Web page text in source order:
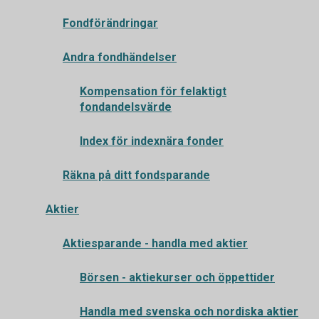
Fondförändringar
Andra fondhändelser
Kompensation för felaktigt
fondandelsvärde
Index för indexnära fonder
Räkna på ditt fondsparande
Aktier
Aktiesparande - handla med aktier
Börsen - aktiekurser och öppettider
Handla med svenska och nordiska aktier